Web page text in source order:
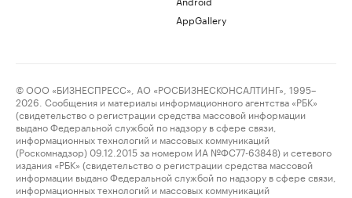
AppGallery
© ООО «БИЗНЕСПРЕСС», АО «РОСБИЗНЕСКОНСАЛТИНГ», 1995–
2026. Сообщения и материалы информационного агентства «РБК»
(свидетельство о регистрации средства массовой информации
выдано Федеральной службой по надзору в сфере связи,
информационных технологий и массовых коммуникаций
(Роскомнадзор) 09.12.2015 за номером ИА №ФС77-63848) и сетевого
издания «РБК» (свидетельство о регистрации средства массовой
информации выдано Федеральной службой по надзору в сфере связи,
информационных технологий и массовых коммуникаций